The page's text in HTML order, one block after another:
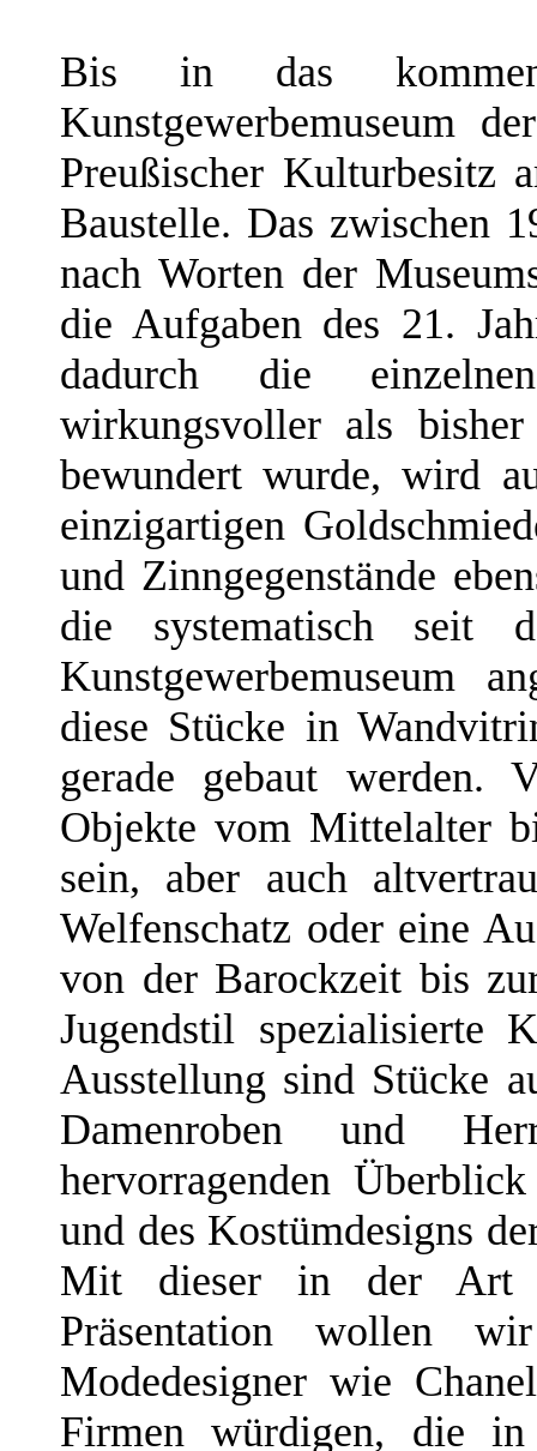
Bis in das
Kunstgewerbemuseum
Preußischer Kulturbesitz
Baustelle. Das zwischen
nach Worten der
die Aufgaben des 21.
dadurch die
wirkungsvoller als
bewundert wurde, wird
einzigartigen
und Zinngegenstände
die systematisch seit
Kunstgewerbemuseum
diese Stücke in
gerade gebaut werden.
Objekte vom Mittelalter
sein, aber auch
Welfenschatz oder eine
von der Barockzeit bis
Jugendstil spezialisierte
Ausstellung sind Stücke
Damenroben und
hervorragenden
und des Kostümdesigns
Mit dieser in der Art
Präsentation wollen
Modedesigner wie
Firmen würdigen, die in